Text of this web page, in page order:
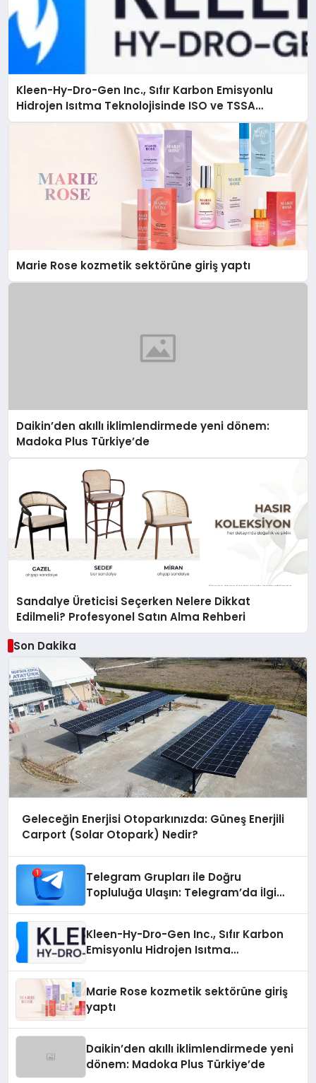
Kleen-Hy-Dro-Gen Inc., Sıfır Karbon Emisyonlu
Hidrojen Isıtma Teknolojisinde ISO ve TSSA
Düzenleyici Onaylarını Aldı
Marie Rose kozmetik sektörüne giriş yaptı
Daikin’den akıllı iklimlendirmede yeni dönem:
Madoka Plus Türkiye’de
Sandalye Üreticisi Seçerken Nelere Dikkat
Edilmeli? Profesyonel Satın Alma Rehberi
Son Dakika
Geleceğin Enerjisi Otoparkınızda: Güneş Enerjili
Carport (Solar Otopark) Nedir?
Telegram Grupları ile Doğru
Topluluğa Ulaşın: Telegram’da İlgi
Kleen-Hy-Dro-Gen Inc., Sıfır Karbon
Emisyonlu Hidrojen Isıtma
Marie Rose kozmetik sektörüne giriş
yaptı
Daikin’den akıllı iklimlendirmede yeni
dönem: Madoka Plus Türkiye’de